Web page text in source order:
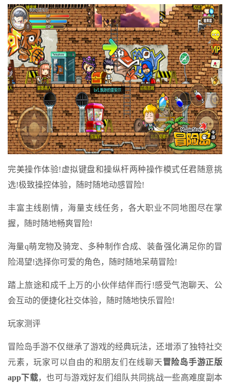
完美操作体验!虚拟键盘和操纵杆两种操作模式任君随意挑
选!极致操控体验，随时随地动感冒险!
丰富主线剧情，海量支线任务，各大职业不同地图尽在掌
握，随时随地畅爽冒险!
海量q萌宠物及骑宠、多种制作合成、装备强化满足你的冒
险渴望!选择你可爱的角色，随时随地呆萌冒险!
踏上旅途和成千上万的小伙伴结伴而行!感受气泡聊天、公
会互动的便捷化社交体验，随时随地快乐冒险!
玩家测评
冒险岛手游不仅继承了游戏的经典玩法，还增添了独特社交
元素，玩家可以自由的和朋友们在线聊天 冒险岛手游正版
app下载，也可与游戏好友们组队共同挑战一些高难度副本